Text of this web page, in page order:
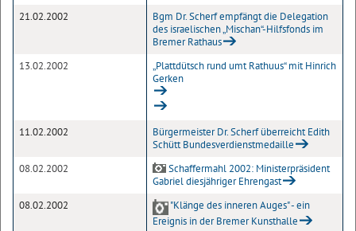
21.02.2002
Bgm Dr. Scherf empfängt die Delegation
des israelischen „Mischan“-Hilfsfonds im
Bremer Rathaus
13.02.2002
„Plattdütsch rund umt Rathuus“ mit Hinrich
Gerken
11.02.2002
Bürgermeister Dr. Scherf überreicht Edith
Schütt Bundesverdienstmedaille
08.02.2002
Schaffermahl 2002: Ministerpräsident
Gabriel diesjähriger Ehrengast
08.02.2002
"Klänge des inneren Auges" - ein
Ereignis in der Bremer Kunsthalle